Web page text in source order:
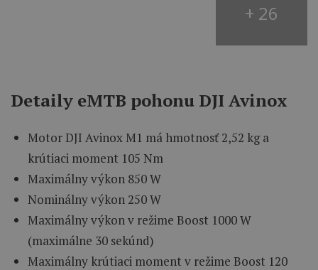
+ 26
Detaily eMTB pohonu DJI Avinox
Motor DJI Avinox M1 má hmotnosť 2,52 kg a
krútiaci moment 105 Nm
Maximálny výkon 850 W
Nominálny výkon 250 W
Maximálny výkon v režime Boost 1000 W
(maximálne 30 sekúnd)
Maximálny krútiaci moment v režime Boost 120